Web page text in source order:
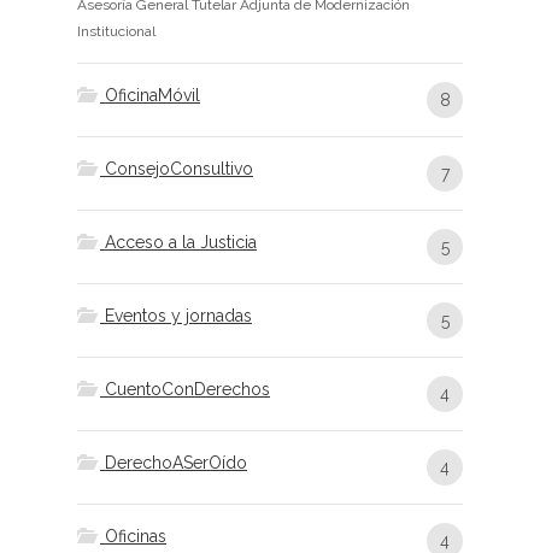
Asesoría General Tutelar Adjunta de Modernización
Institucional
OficinaMóvil 8
ConsejoConsultivo 7
Acceso a la Justicia 5
Eventos y jornadas 5
CuentoConDerechos 4
DerechoASerOído 4
Oficinas 4